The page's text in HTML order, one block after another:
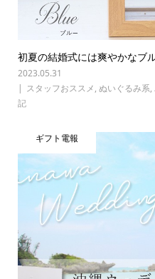
初夏の結婚式には爽やかなブ
2023.05.31
スタッフおススメ, ぬいぐるみ系,
記
ギフト電報